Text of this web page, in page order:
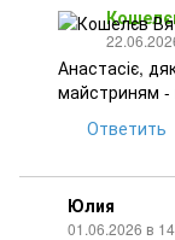
Анастасіє,
майстриням -
Ответить
Юлия
01.06.2026 в